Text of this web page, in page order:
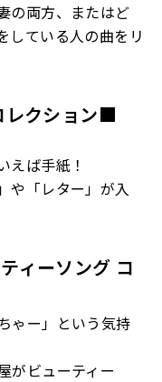
の両方、またはど
している人の曲をリ
レクション■
えば手紙！
や「レター」が入
ィーソング コ
ゃー」という気持
がビューティー